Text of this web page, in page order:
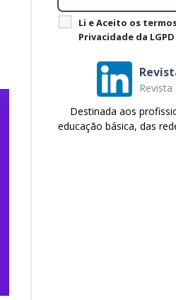
Li e Aceito os
Privacidade da LGPD
Revista
Destinada aos
educação básica, das